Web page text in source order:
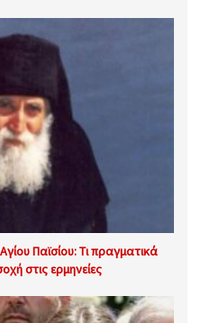
Παϊσίου: Τι πραγματικά
στις ερμηνείες